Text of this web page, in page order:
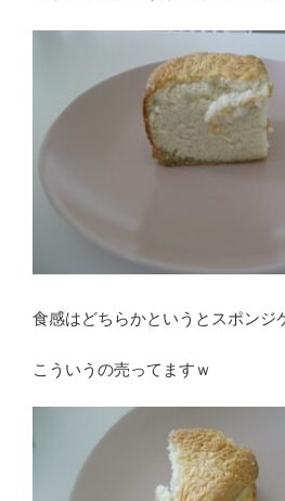
食感はどちらかというとスポンジ
こういうの売ってますｗ